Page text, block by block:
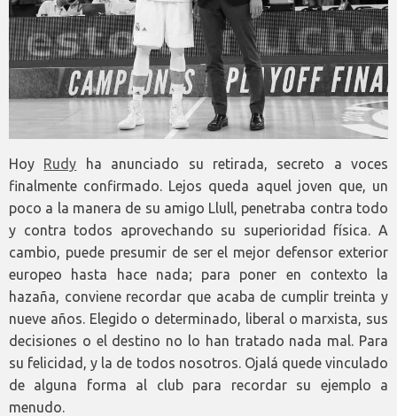
Hoy Rudy ha anunciado su retirada, secreto a voces
finalmente confirmado. Lejos queda aquel joven que, un
poco a la manera de su amigo Llull, penetraba contra todo
y contra todos aprovechando su superioridad física. A
cambio, puede presumir de ser el mejor defensor exterior
europeo hasta hace nada; para poner en contexto la
hazaña, conviene recordar que acaba de cumplir treinta y
nueve años. Elegido o determinado, liberal o marxista, sus
decisiones o el destino no lo han tratado nada mal. Para
su felicidad, y la de todos nosotros. Ojalá quede vinculado
de alguna forma al club para recordar su ejemplo a
menudo.